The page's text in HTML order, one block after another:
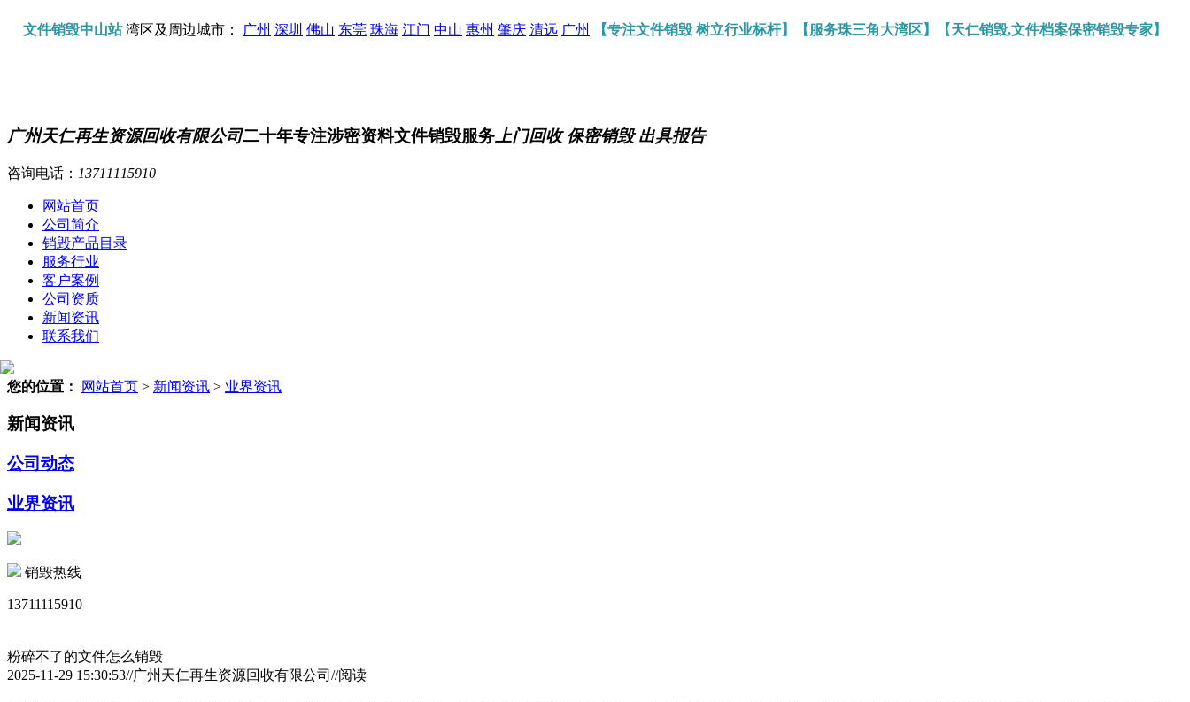
文件销毁中山站湾区及周边城市： 广州 深圳 佛山 东莞 珠海 江门 中山 惠州 肇庆 清远 广州 【专注文件销毁 树立行业标杆】【服务珠三角大湾区】【天仁销毁,文件档案保密销毁专家】
广州天仁再生资源回收有限公司二十年专注涉密资料文件销毁服务 上门回收 保密销毁 出具报告
咨询电话： 13711115910
网站首页
公司简介
销毁产品目录
服务行业
客户案例
公司资质
新闻资讯
联系我们
您的位置： 网站首页 > 新闻资讯 > 业界资讯
新闻资讯
公司动态
业界资讯
销毁热线
13711115910
粉碎不了的文件怎么销毁
2025-11-29 15:30:53//广州天仁再生资源回收有限公司//阅读